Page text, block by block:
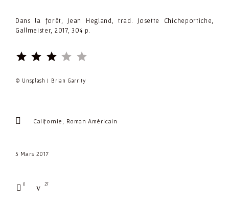
Dans la forêt, Jean Hegland, trad. Josette Chicheportiche,
Gallmeister, 2017, 304 p.
⭐⭐⭐
© Unsplash | Brian Garrity
Californie Roman Américain
5 Mars 2017
27
0